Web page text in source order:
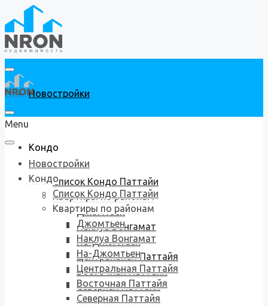
Новостройки
Кондо
Список Кондо Паттайи
Квартиры по районам
Джомтьен
Наклуа Вонгамат
На-Джомтьен
Центральная Паттайя
Восточная Паттайя
Северная Паттайя
Menu
Новостройки
Кондо
Список Кондо Паттайи
Квартиры по районам
Джомтьен
Наклуа Вонгамат
На-Джомтьен
Центральная Паттайя
Восточная Паттайя
Северная Паттайя